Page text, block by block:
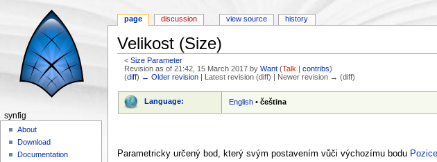
Velikost (Size)
<Size Parameter
Revision as of 21:42, 15 March 2017 byWant (Talk |contribs)
(diff) ← Older revision | Latest revision (diff) | Newer revision → (diff)
Language: English •čeština
Parametricky určený bod, který svým postavením vůči výchozímu bodu
page discussion view source history
synfig
About
Download
Documentation